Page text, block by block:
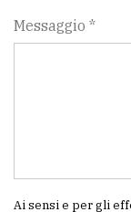
Messaggio *
Ai sensi e per gli